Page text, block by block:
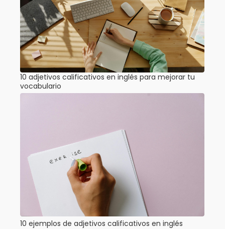
10 adjetivos calificativos en inglés para mejorar tu
vocabulario
10 ejemplos de adjetivos calificativos en inglés